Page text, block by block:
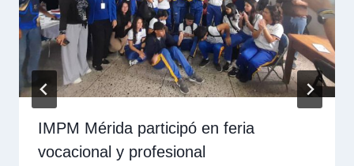
IMPM Mérida participó en feria
vocacional y profesional